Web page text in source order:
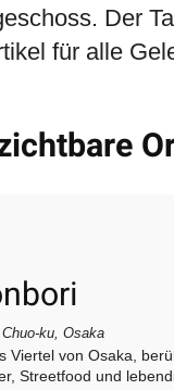
Der
für alle
Osaka
Viertel von Osaka,
Streetfood und